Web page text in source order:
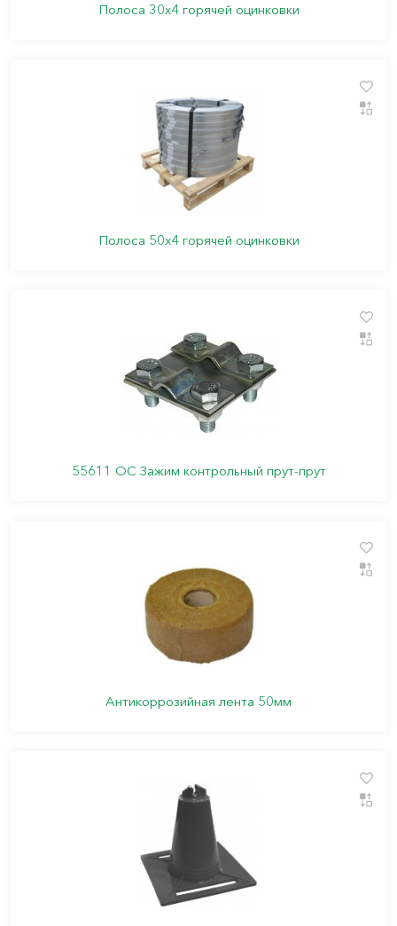
Полоса 30х4 горячей оцинковки
Полоса 50х4 горячей оцинковки
55611 ОС Зажим контрольный прут-прут
Антикоррозийная лента 50мм